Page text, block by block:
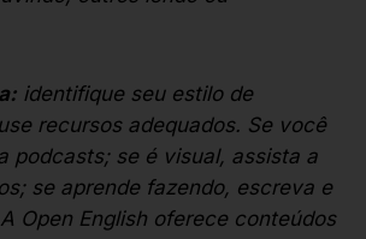
identifique seu estilo de
recursos adequados. Se você
podcasts; se é visual, assista a
se aprende fazendo, escreva e
Open English oferece conteúdos